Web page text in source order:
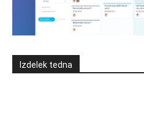
Izdelek tedna